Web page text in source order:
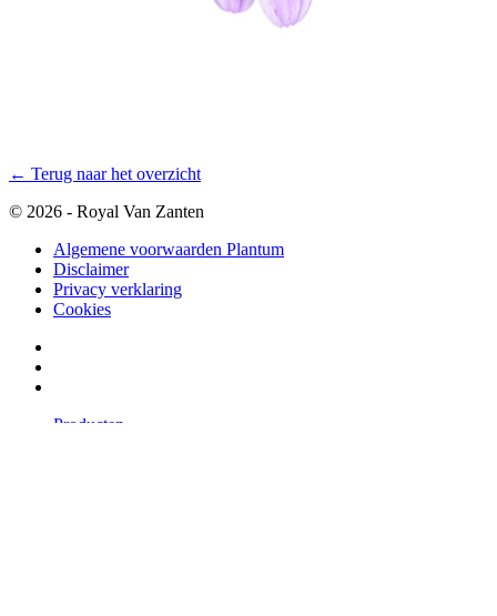
← Terug naar het overzicht
© 2026 - Royal Van Zanten
Algemene voorwaarden Plantum
Disclaimer
Privacy verklaring
Cookies
Producten